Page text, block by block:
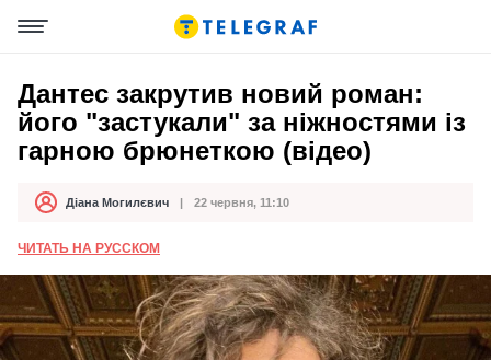
Дантес закрутив новий роман:
його "застукали" за ніжностями із
гарною брюнеткою (відео)
АвторДіана Могилєвич
Дата публікації 22 червня, 11:10
ЧИТАТЬ НА РУССКОМ